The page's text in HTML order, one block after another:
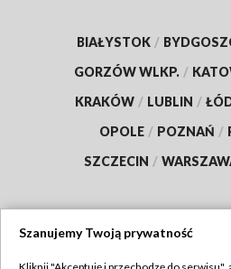
BIAŁYSTOK /
GORZÓW WLKP. /
KRAKÓW / LUBLIN /
OPOLE / POZNAŃ /
SZCZECIN /
Szanujemy Twoją prywatność